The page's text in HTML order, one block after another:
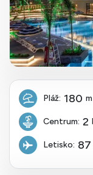
Pláž: 180 m
Centrum: 2
Letisko: 87